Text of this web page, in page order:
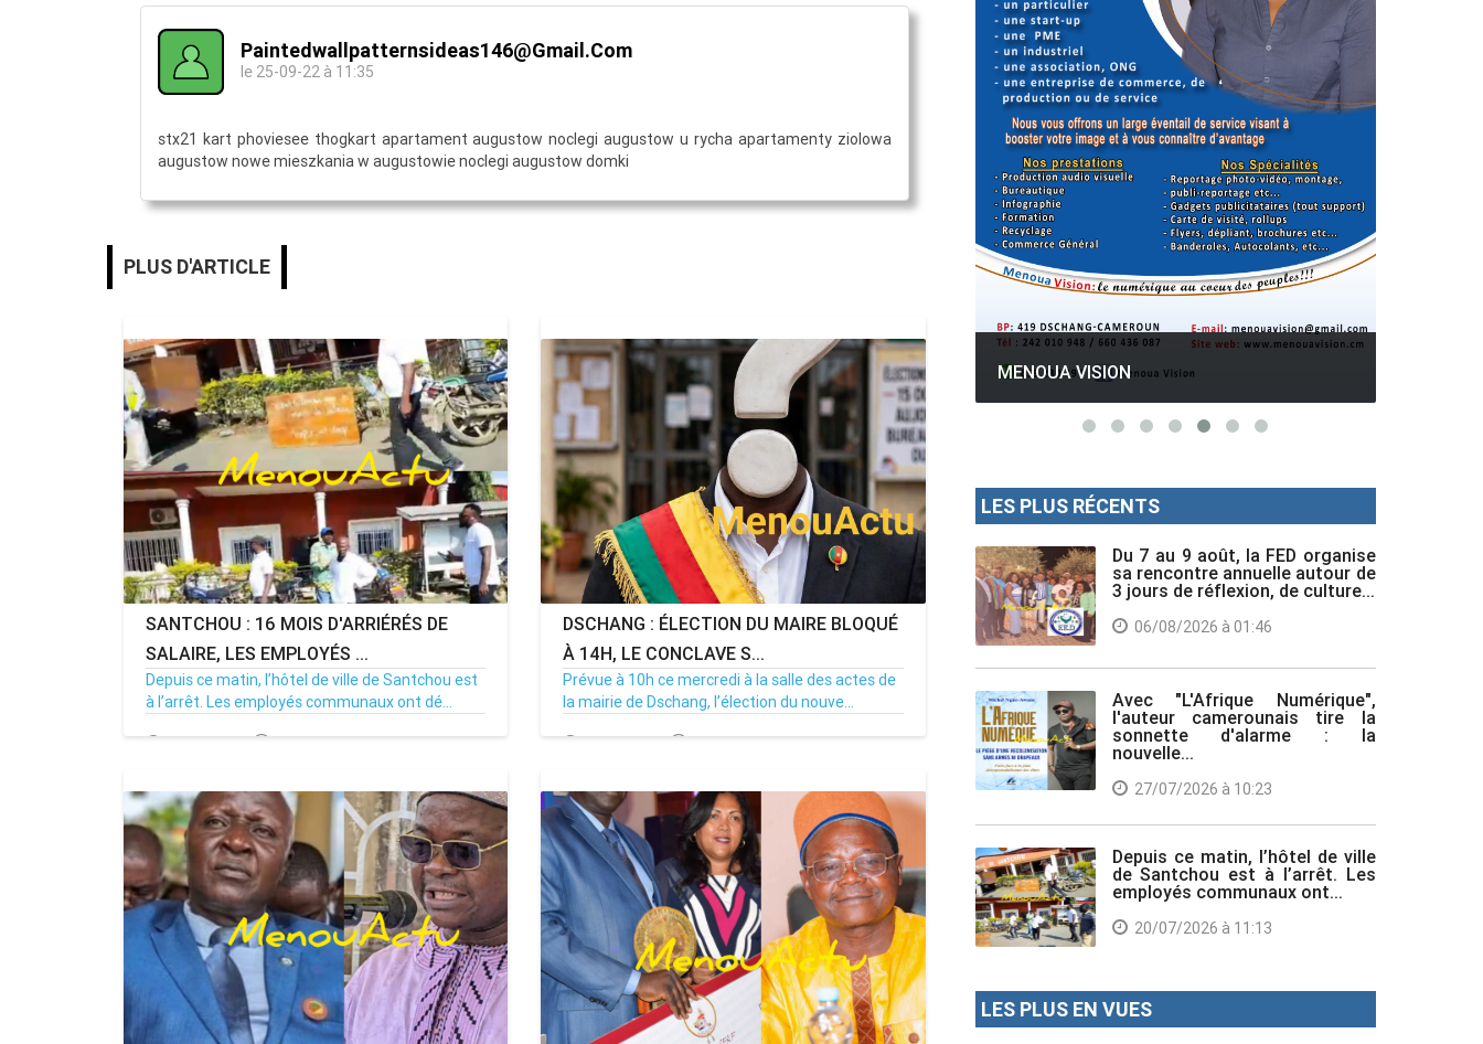
Paintedwallpatternsideas146@gmail.com
le 25-09-22 à 11:35
stx21 kart phoviesee thogkart apartament augustow noclegi augustow u rycha apartamenty ziolowa
augustow nowe mieszkania w augustowie noclegi augustow domki
PLUS D'ARTICLE
SANTCHOU : 16 MOIS D'ARRIÉRÉS DE
SALAIRE, LES EMPLOYÉS ...
Depuis ce matin, l’hôtel de ville de Santchou est
à l’arrêt. Les employés communaux ont dé...
20/07/26 Par MenouActu 0
DSCHANG : ÉLECTION DU MAIRE BLOQUÉ
À 14H, LE CONCLAVE S...
Prévue à 10h ce mercredi à la salle des actes de
la mairie de Dschang, l’élection du nouve...
15/07/26 Par MenouActu 0
MENOUACTU MENOUA VISION
GESPROS formation : La rentrée
académique ce 10 Octobre 2022.
LES PLUS RÉCENTS
Du 7 au 9 août, la FED organise
sa rencontre annuelle autour de
3 jours de réflexion, de culture...
06/08/2026 à 01:46
Avec "L'Afrique Numérique",
l'auteur camerounais tire la
sonnette d'alarme : la
nouvelle...
27/07/2026 à 10:23
Depuis ce matin, l’hôtel de ville
de Santchou est à l’arrêt. Les
employés communaux ont...
20/07/2026 à 11:13
LES PLUS EN VUES